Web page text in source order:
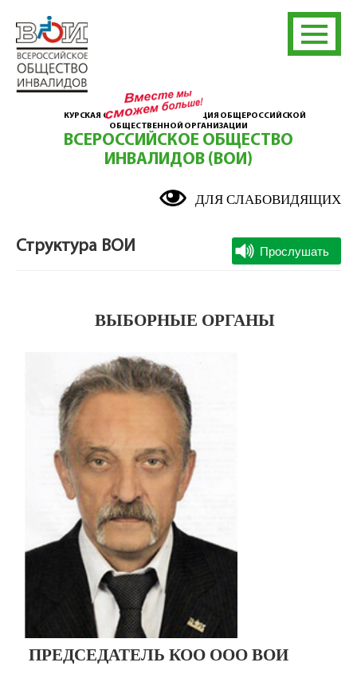
КУРСКАЯ ОБЛАСТНАЯ ОРГАНИЗАЦИЯ ОБЩЕРОССИЙСКОЙ
ОБЩЕСТВЕННОЙ ОРГАНИЗАЦИИ
ВСЕРОССИЙСКОЕ ОБЩЕСТВО
ИНВАЛИДОВ (ВОИ)
ДЛЯ СЛАБОВИДЯЩИХ
Структура ВОИ
ВЫБОРНЫЕ ОРГАНЫ
ПРЕДСЕДАТЕЛЬ КОО ООО ВОИ